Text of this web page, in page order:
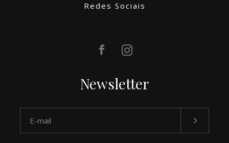
Redes Sociais
Newsletter